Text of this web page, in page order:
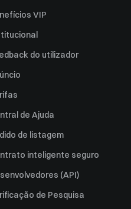
VIP
do utilizador
de Ajuda
de listagem
inteligente seguro
(API)
de Pesquisa